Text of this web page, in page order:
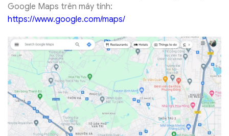
Google Maps trên máy tính:
https://www.google.com/maps/